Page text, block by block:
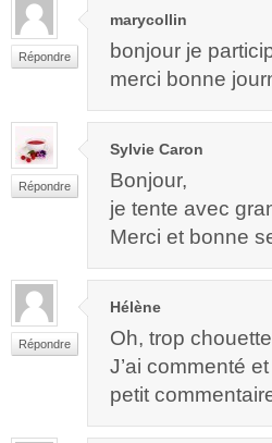
Répondre
marycollin
bonjour je
merci bonne
Répondre
Sylvie Caron
Bonjour,
je tente avec
Merci et bonne
Répondre
Hélène
Oh, trop
J’ai commenté
petit